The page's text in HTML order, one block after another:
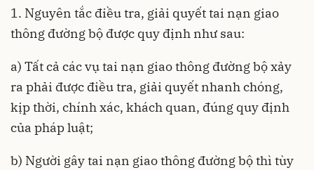
1. Nguyên tắc điều tra, giải quyết tai nạn giao
thông đường bộ được quy định như sau:
a) Tất cả các vụ tai nạn giao thông đường bộ xảy
ra phải được điều tra, giải quyết nhanh chóng,
kịp thời, chính xác, khách quan, đúng quy định
của pháp luật;
b) Người gây tai nạn giao thông đường bộ thì tùy